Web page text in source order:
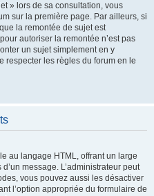
» lors de sa consultation, vous
sur la première page. Par ailleurs, si
la remontée de sujet est
autoriser la remontée n’est pas
un sujet simplement en y
respecter les règles du forum en le
au langage HTML, offrant un large
message. L’administrateur peut
vous pouvez aussi les désactiver
l’option appropriée du formulaire de